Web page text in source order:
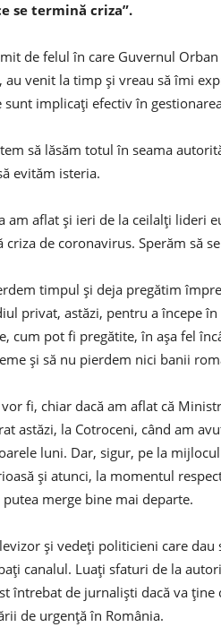
se termină criza”.
de felul în care Guvernul
au venit la timp și vreau să îmi
implicați efectiv în
să lăsăm totul în seama
evităm isteria.
am aflat și ieri de la ceilalți lideri
criza de coronavirus. Sperăm să
timpul și deja pregătim
privat, astăzi, pentru a începe
cum pot fi pregătite, în așa fel
și să nu pierdem nici banii
fi, chiar dacă am aflat că
astăzi, la Cotroceni, când am
luni. Dar, sigur, pe la
și atunci, la momentul
merge bine mai departe.
și vedeți politicieni care
canalul. Luați sfaturi de la
întrebat de jurnaliști dacă va
de urgență în România.